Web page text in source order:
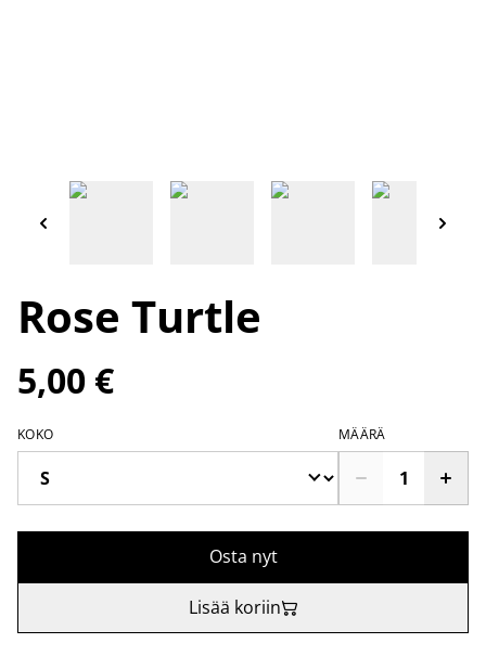
Rose Turtle
5,00 €
KOKO MÄÄRÄ
Osta nyt
Lisää koriin